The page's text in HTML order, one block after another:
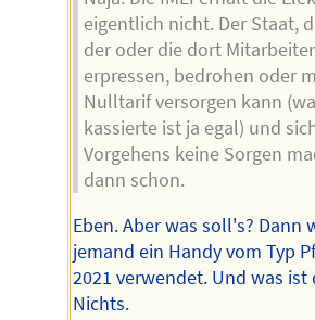
eigentlich nicht. Der Staat,
der oder die dort
erpressen, bedrohen oder
Nulltarif versorgen kann
kassierte ist ja egal) und
Vorgehens keine Sorgen
dann schon.
Eben. Aber was soll's? Dann
jemand ein Handy vom Typ
2021 verwendet. Und was
Nichts.